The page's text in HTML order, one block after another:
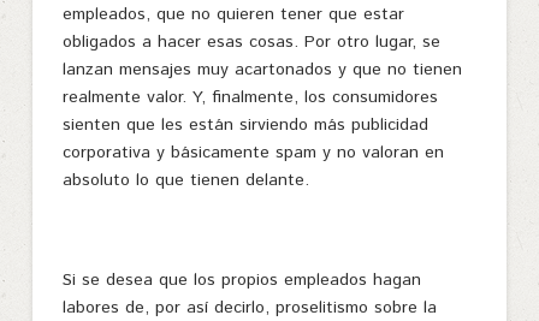
empleados, que no quieren tener que estar
obligados a hacer esas cosas. Por otro lugar, se
lanzan mensajes muy acartonados y que no tienen
realmente valor. Y, finalmente, los consumidores
sienten que les están sirviendo más publicidad
corporativa y básicamente spam y no valoran en
absoluto lo que tienen delante.
Si se desea que los propios empleados hagan
labores de, por así decirlo, proselitismo sobre la